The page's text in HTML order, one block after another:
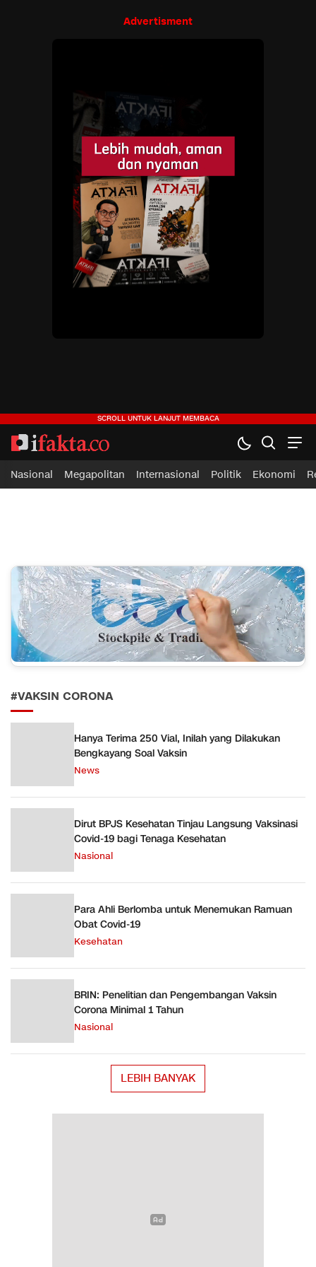
Advertisment
ifakta.co
#pastibenar
Nasional Megapolitan Internasional Politik Ekonomi
#VAKSIN CORONA
Hanya Terima 250 Vial, Inilah yang Dilakukan
Bengkayang Soal Vaksin
News
Dirut BPJS Kesehatan Tinjau Langsung Vaksinasi
Covid-19 bagi Tenaga Kesehatan
Nasional
Para Ahli Berlomba untuk Menemukan Ramuan
Obat Covid-19
Kesehatan
BRIN: Penelitian dan Pengembangan Vaksin
Corona Minimal 1 Tahun
Nasional
LEBIH BANYAK